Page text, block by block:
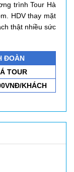
trình Tour Hà
HDV thay mặt
thật nhiều sức
ĐOÀN
TOUR
KHÁCH